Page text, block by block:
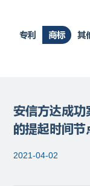
专利 商标 其
安信方达成
的提起时间
2021-04-02